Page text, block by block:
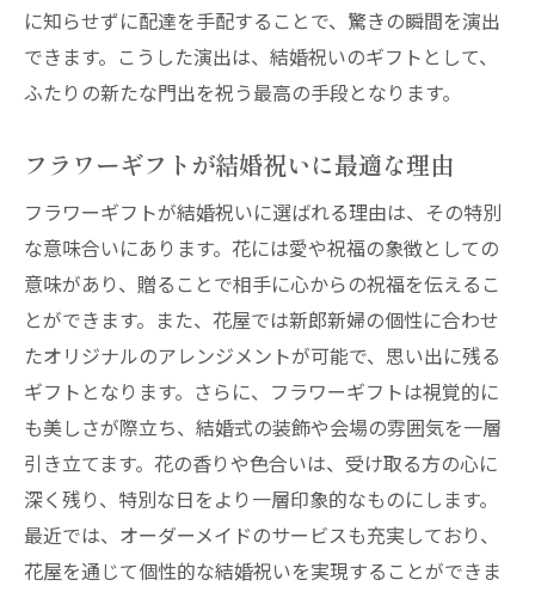
結婚祝いに心を込めた花のアートを贈る
花屋が提案する感動の結婚祝いプラン
花屋が提案するユニークな結婚祝いの演出
プラン
花屋の創造力で実現する驚きの結婚祝い
結婚祝いにふさわしい花屋の特別プラン
花屋が提供する新婚カップルへの感動プラ
ン
心に残る結婚祝いを実現するための花屋の
提案
結婚祝いに最適なフラワーギフトの選び方
結婚祝いに贈るフラワーギフトの基本
プロが教える結婚祝い用フラワーギフトの
選び方
に知らせずに配達を手配することで、驚きの瞬間を演出
できます。こうした演出は、結婚祝いのギフトとして、
ふたりの新たな門出を祝う最高の手段となります。
フラワーギフトが結婚祝いに最適な理由
フラワーギフトが結婚祝いに選ばれる理由は、その特別
な意味合いにあります。花には愛や祝福の象徴としての
意味があり、贈ることで相手に心からの祝福を伝えるこ
とができます。また、花屋では新郎新婦の個性に合わせ
たオリジナルのアレンジメントが可能で、思い出に残る
ギフトとなります。さらに、フラワーギフトは視覚的に
も美しさが際立ち、結婚式の装飾や会場の雰囲気を一層
引き立てます。花の香りや色合いは、受け取る方の心に
深く残り、特別な日をより一層印象的なものにします。
最近では、オーダーメイドのサービスも充実しており、
花屋を通じて個性的な結婚祝いを実現することができま